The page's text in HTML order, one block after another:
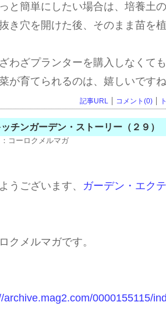
と簡単にしたい場合は、培養土
き穴を開けた後、そのまま苗を
わざプランターを購入しなくて
が育てられるのは、嬉しいです
記事URL コメント(0)
ッチンガーデン・ストーリー（２９）
コーロクメルマガ
うございます、
ガーデン・エク
クメルマガです。
archive.mag2.com/0000155115/